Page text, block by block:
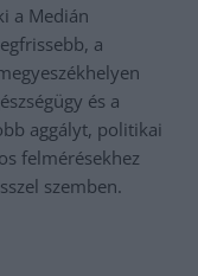
a Medián
a
és a
aggályt, politikai
felmérésekhez
szemben.